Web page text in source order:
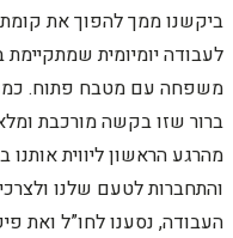
ביקשנו ממך להפוך את
לעבודה יומיומית
משפחה עם מטבח פתוח. כמו
ברור שזו בקשה מורכבת
מהרגע הראשון ליווית
והתחברות לטעם שלנו
העבודה, נסענו לחו”ל ואת